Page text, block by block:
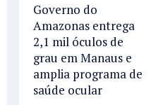
Governo do
Amazonas entrega
2,1 mil óculos de
grau em Manaus e
amplia programa de
saúde ocular